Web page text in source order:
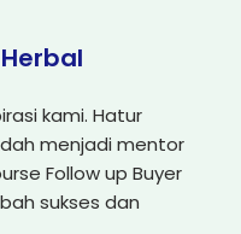
Herbal
kami. Hatur
menjadi mentor
Follow up Buyer
sukses dan